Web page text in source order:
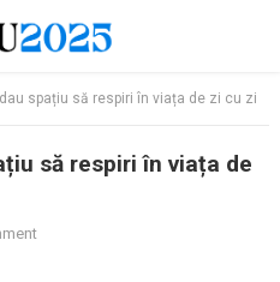
spațiu să respiri în viața de zi cu zi
să respiri în viața de